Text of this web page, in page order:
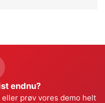
endnu?
eller prøv vores demo helt